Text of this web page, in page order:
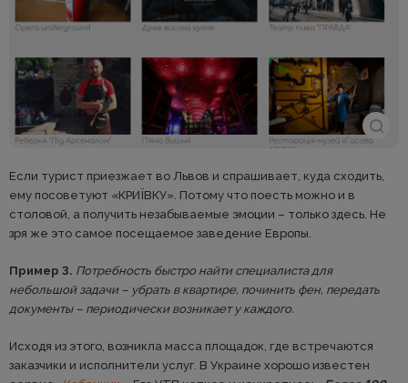
Если турист приезжает во Львов и спрашивает, куда сходить,
ему посоветуют «КРИЇВКУ». Потому что поесть можно и в
столовой, а получить незабываемые эмоции – только здесь. Не
зря же это самое посещаемое заведение Европы.
Пример 3. Потребность быстро найти специалиста для
небольшой задачи – убрать в квартире, починить фен, передать
документы – периодически возникает у каждого.
Исходя из этого, возникла масса площадок, где встречаются
заказчики и исполнители услуг. В Украине хорошо известен